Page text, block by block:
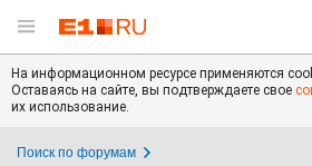
На информационном ресурсе применяются
Оставаясь на сайте, вы подтверждаете свое
их использование.
Поиск по форумам